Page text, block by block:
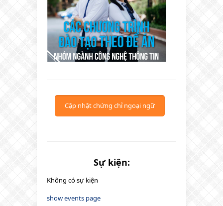
Cập nhật chứng chỉ ngoại ngữ
Sự kiện:
Không có sự kiện
show events page